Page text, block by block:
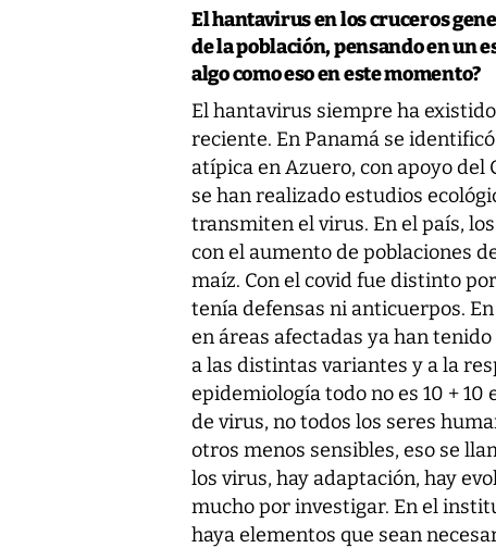
El hantavirus en los cruceros
de la población, pensando en un
algo como eso en este momento?
El hantavirus siempre ha
reciente. En Panamá se
atípica en Azuero, con apoyo del
se han realizado estudios
transmiten el virus. En el país,
con el aumento de poblaciones
maíz. Con el covid fue distinto
tenía defensas ni anticuerpos.
en áreas afectadas ya han
a las distintas variantes y a la
epidemiología todo no es 10 + 10
de virus, no todos los seres
otros menos sensibles, eso se
los virus, hay adaptación, hay
mucho por investigar. En el
haya elementos que sean